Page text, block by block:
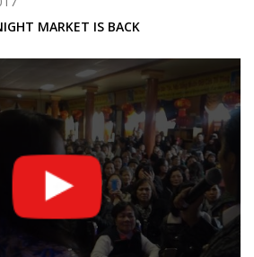
MARKET IS BACK